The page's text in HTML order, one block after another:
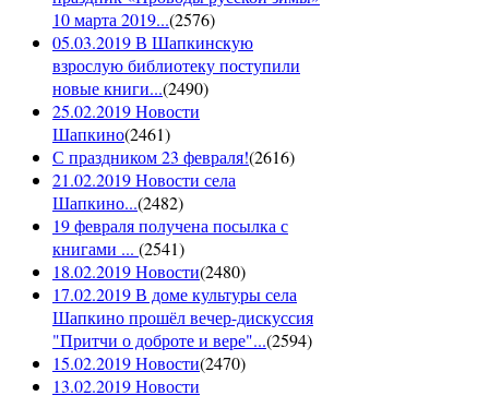
10 марта 2019...(2576)
05.03.2019 В Шапкинскую
взрослую библиотеку поступили
новые книги...(2490)
25.02.2019 Новости
Шапкино(2461)
С праздником 23 февраля!(2616)
21.02.2019 Новости села
Шапкино...(2482)
19 февраля получена посылка с
книгами ... (2541)
18.02.2019 Новости(2480)
17.02.2019 В доме культуры села
Шапкино прошёл вечер-дискуссия
"Притчи о доброте и вере"...(2594)
15.02.2019 Новости(2470)
13.02.2019 Новости